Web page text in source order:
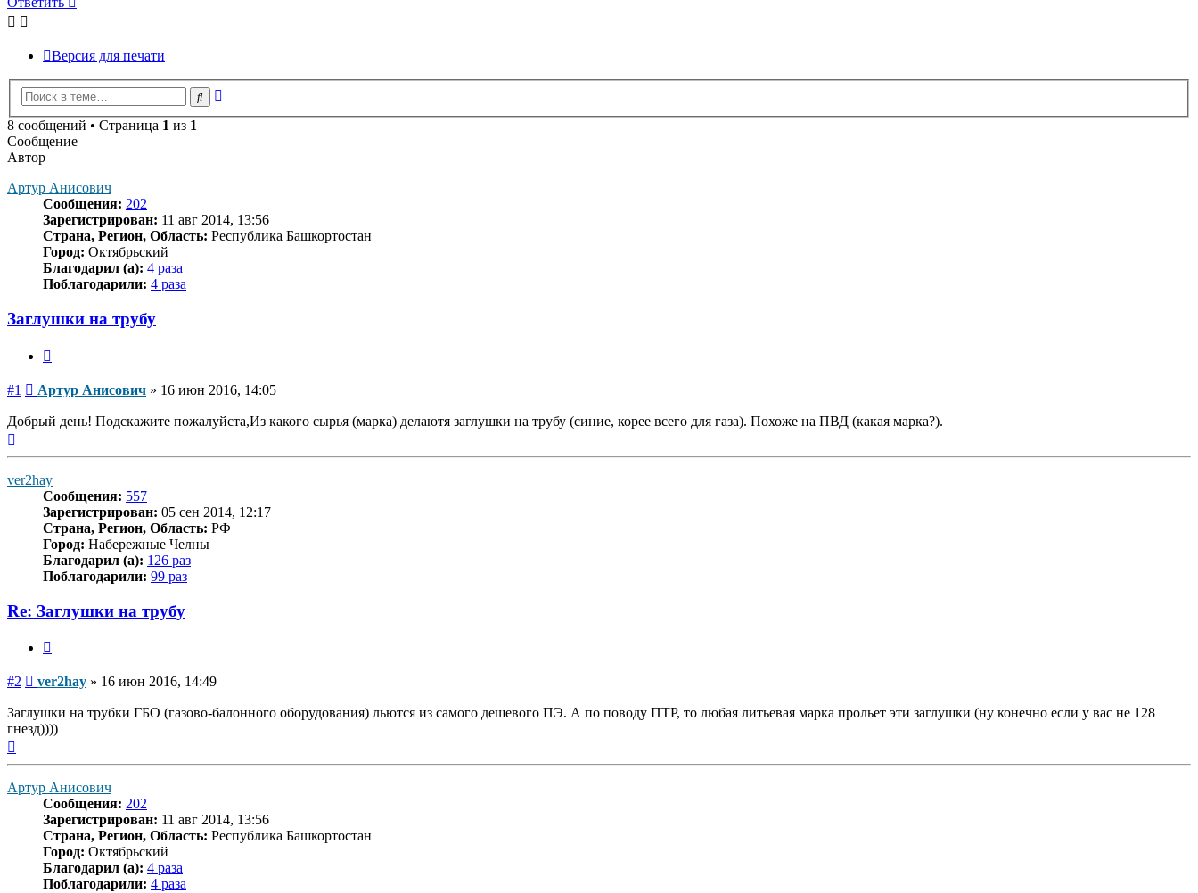
Версия для печати
Поиск
8 сообщений • Страница 1 из 1
Сообщение
Автор
Артур Анисович
Сообщения: 202
Зарегистрирован: 11 авг 2014, 13:56
Страна, Регион, Область: Республика Башкортостан
Город: Октябрьский
Благодарил (а): 4 раза
Поблагодарили: 4 раза
Заглушки на трубу
#1 Сообщение
Артур Анисович » 16 июн 2016, 14:05
Добрый день! Подскажите пожалуйста,Из какого сырья (марка) делаютя заглушки на трубу (синие, корее всего для газа). Похоже на ПВД (какая марка?).
ver2hay
Сообщения: 557
Зарегистрирован: 05 сен 2014, 12:17
Страна, Регион, Область: РФ
Город: Набережные Челны
Благодарил (а): 126 раз
Поблагодарили: 99 раз
Re: Заглушки на трубу
#2 Сообщение
ver2hay » 16 июн 2016, 14:49
Заглушки на трубки ГБО (газово-балонного оборудования) льются из самого дешевого ПЭ. А по поводу ПТР, то любая литьевая марка прольет эти заглушки (ну конечно если у вас не 128
гнезд))))
Артур Анисович
Сообщения: 202
Зарегистрирован: 11 авг 2014, 13:56
Страна, Регион, Область: Республика Башкортостан
Город: Октябрьский
Благодарил (а): 4 раза
Поблагодарили: 4 раза